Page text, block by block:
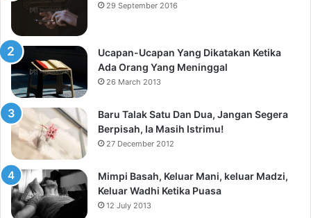
29 September 2016
Ucapan-Ucapan Yang Dikatakan Ketika
Ada Orang Yang Meninggal
26 March 2013
Baru Talak Satu Dan Dua, Jangan Segera
Berpisah, Ia Masih Istrimu!
27 December 2012
Mimpi Basah, Keluar Mani, keluar Madzi,
Keluar Wadhi Ketika Puasa
12 July 2013